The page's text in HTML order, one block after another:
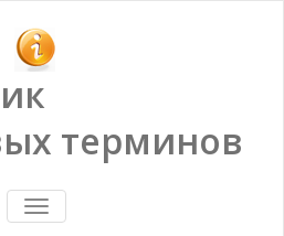
терминов
ПОКАЗАТЬ/
СКРЫТЬ